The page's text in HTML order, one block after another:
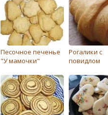
Песочное печенье
"У мамочки"
Рогалики с
повидлом